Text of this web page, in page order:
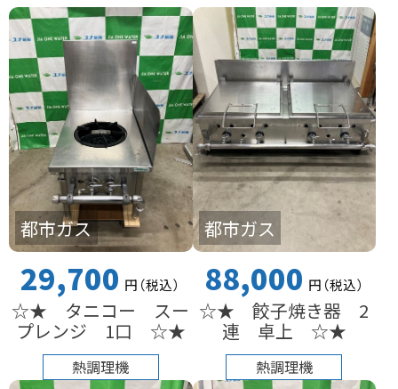
都市ガス
29,700 円（税込）
☆★ タニコー スー
プレンジ 1口 ☆★
熱調理機
都市ガス
88,000 円（税込）
☆★ 餃子焼き器 2
連 卓上 ☆★
熱調理機